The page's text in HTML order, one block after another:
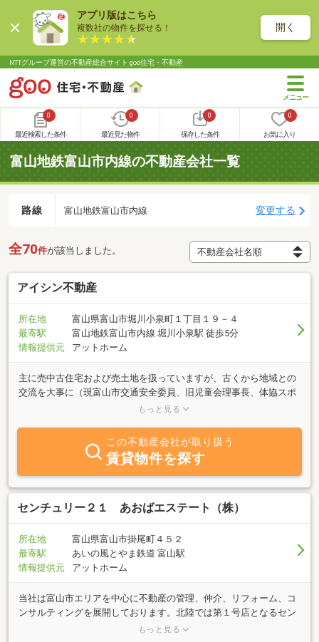
アプリ版はこちら
複数社の物件を探せる！ 開く
NTTグループ運営の不動産総合サイト goo住宅・不動産
0
最近検索した条件
0
最近見た物件
0
保存した条件
0
お気に入り
富山地鉄富山市内線の不動産会社一覧
路線 富山地鉄富山市内線 変更する
全70件が該当しました。
アイシン不動産
所在地
富山県富山市堀川小泉町１丁目１９－４
最寄駅
富山地鉄富山市内線 堀川小泉駅 徒歩5分
情報提供元
アットホーム
主に売中古住宅および売土地を扱っていますが、古くから地域との
交流を大事に（現富山市交通安全委員、旧児童会理事長、体協スポ
ーツ委員、ＰＴＡ副会長等）、いろいろ不動産に直接関係無い相談
もっと見る
この不動産会社が取り扱う
賃貸物件を探す
センチュリー２１ あおばエステート（株）
所在地
富山県富山市掛尾町４５２
最寄駅
あいの風とやま鉄道 富山駅
情報提供元
アットホーム
当社は富山市エリアを中心に不動産の管理、仲介、リフォーム、コ
ンサルティングを展開しております。北陸では第１号店となるセン
チュリー２１に加盟しインターネットを中心とした物件のご案内を
もっと見る